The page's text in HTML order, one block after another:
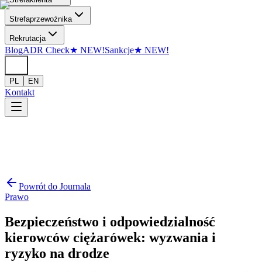
Przejdź do treści
Strefaprzewoźnika
Rekrutacja
BlogADR Check★ NEW!Sankcje★ NEW!
PL EN
Kontakt
Powrót do Journala
Prawo
Bezpieczeństwo i odpowiedzialność
kierowców ciężarówek: wyzwania i
ryzyko na drodze